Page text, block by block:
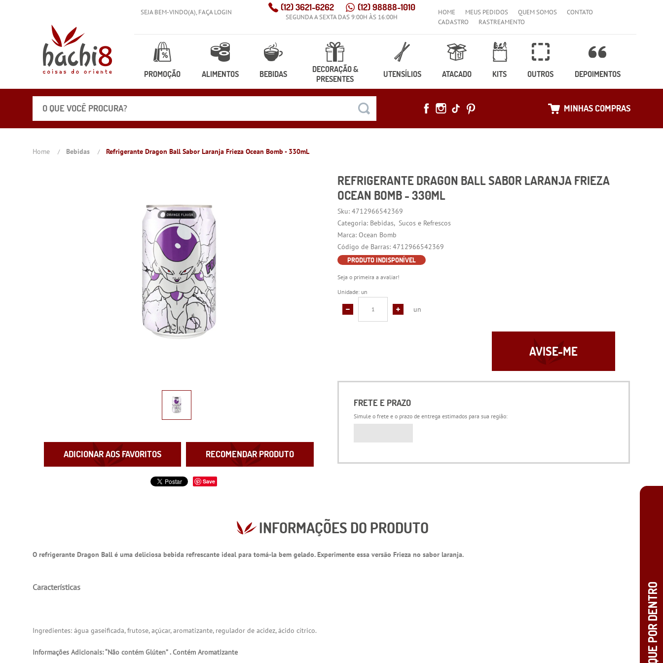
SEJA BEM-VINDO(A), FAÇA LOGIN (12)3621-6262 (12)98888-1010
SEGUNDA A SEXTA DAS 9:00H ÀS 16:00H
HOME MEUS PEDIDOS QUEM SOMOS
CONTATO
CADASTRO
RASTREAMENTO
PROMOÇÃO ALIMENTOS BEBIDAS
DECORAÇÃO &
PRESENTES
UTENSÍLIOS ATACADO KITS OUTROS DEPOIMENTOS
MINHAS COMPRAS
Home Bebidas Refrigerante Dragon Ball Sabor Laranja Frieza Ocean Bomb - 330mL
ADICIONAR AOS FAVORITOS RECOMENDAR PRODUTO
Save
REFRIGERANTE DRAGON BALL SABOR LARANJA FRIEZA
OCEAN BOMB - 330ML
Sku:4712966542369
Categoria: Bebidas
Sucos e Refrescos
Marca:Ocean Bomb
Código de Barras:4712966542369
PRODUTO INDISPONÍVEL
Seja o primeira a avaliar!
Unidade: un
un
AVISE-ME
FRETE E PRAZO
Simule o frete e o prazo de entrega estimados para sua região:
INFORMAÇÕES DO PRODUTO
O refrigerante Dragon Ball é uma deliciosa bebida refrescante ideal para tomá-la bem gelado. Experimente essa versão Frieza no sabor laranja.
Características
Ingredientes: água gaseificada, frutose, açúcar, aromatizante, regulador de acidez, ácido cítrico.
Informações Adicionais: “Não contém Glúten” . Contém Aromatizante